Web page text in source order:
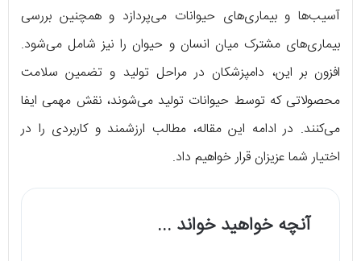
آسیب‌ها و بیماری‌های حیوانات می‌پردازد و همچنین بررسی
بیماری‌های مشترک میان انسان و حیوان را نیز شامل می‌شود.
افزون بر این، دامپزشکان در مراحل تولید و تضمین سلامت
محصولاتی که توسط حیوانات تولید می‌شوند، نقش مهمی ایفا
می‌کنند. در ادامه این مقاله، مطالب ارزشمند و کاربردی را در
اختیار شما عزیزان قرار خواهیم داد.
آنچه خواهید خواند ...